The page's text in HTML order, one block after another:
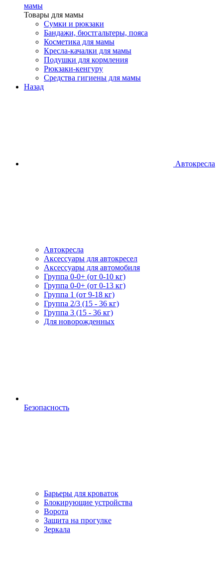
мамы
Товары для мамы
Сумки и рюкзаки
Бандажи, бюстгальтеры, пояса
Косметика для мамы
Кресла-качалки для мамы
Подушки для кормления
Рюкзаки-кенгуру
Средства гигиены для мамы
Назад
Автокресла
Автокресла
Аксессуары для автокресел
Аксессуары для автомобиля
Группа 0-0+ (от 0-10 кг)
Группа 0-0+ (от 0-13 кг)
Группа 1 (от 9-18 кг)
Группа 2/3 (15 - 36 кг)
Группа 3 (15 - 36 кг)
Для новорожденных
Безопасность
Барьеры для кроваток
Блокирующие устройства
Ворота
Защита на прогулке
Зеркала